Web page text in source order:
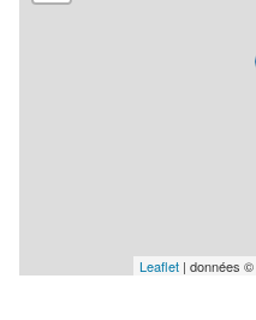
Leaflet | données ©